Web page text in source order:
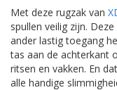
Met deze rugzak van
spullen veilig zijn.
ander lastig toegang
tas aan de achterkant
ritsen en vakken. En
alle handige